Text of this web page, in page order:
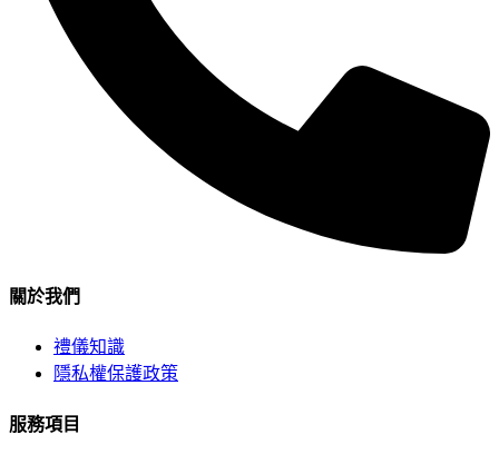
關於我們
禮儀知識
隱私權保護政策
服務項目